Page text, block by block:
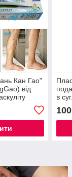
Кан Гао"
від
в
100